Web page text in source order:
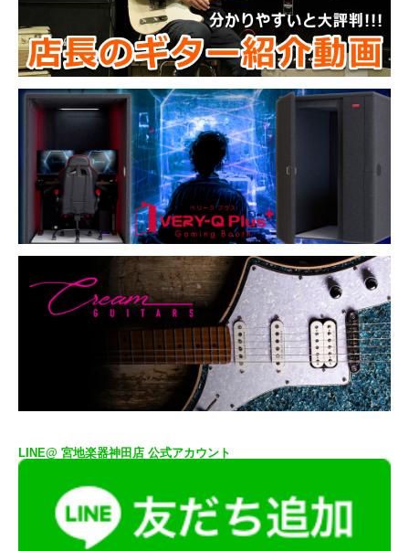
LINE@ 宮地楽器神田店 公式アカウント